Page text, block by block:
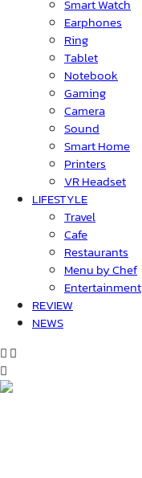
Smart Watch
Earphones
Ring
Tablet
Notebook
Gaming
Camera
Sound
Smart Home
Printers
VR Headset
LIFESTYLE
Travel
Cafe
Restaurants
Menu by Chef
Entertainment
REVIEW
NEWS